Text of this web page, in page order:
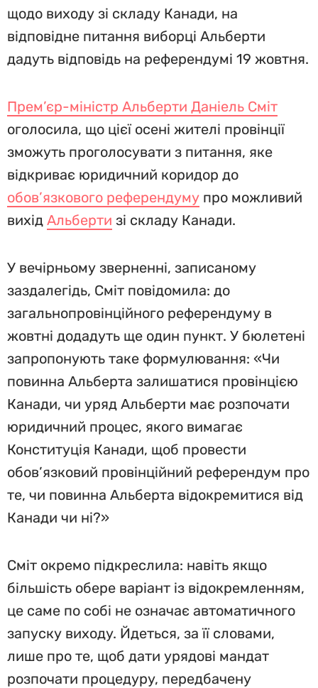
щодо виходу зі складу Канади, на
відповідне питання виборці Альберти
дадуть відповідь на референдумі 19 жовтня.
Прем’єр-міністр Альберти Даніель Сміт
оголосила, що цієї осені жителі провінції
зможуть проголосувати з питання, яке
відкриває юридичний коридор до
обов’язкового референдуму про можливий
вихід Альберти зі складу Канади.
У вечірньому зверненні, записаному
заздалегідь, Сміт повідомила: до
загальнопровінційного референдуму в
жовтні додадуть ще один пункт. У бюлетені
запропонують таке формулювання: «Чи
повинна Альберта залишатися провінцією
Канади, чи уряд Альберти має розпочати
юридичний процес, якого вимагає
Конституція Канади, щоб провести
обов’язковий провінційний референдум про
те, чи повинна Альберта відокремитися від
Канади чи ні?»
Сміт окремо підкреслила: навіть якщо
більшість обере варіант із відокремленням,
це саме по собі не означає автоматичного
запуску виходу. Йдеться, за її словами,
лише про те, щоб дати урядові мандат
розпочати процедуру, передбачену